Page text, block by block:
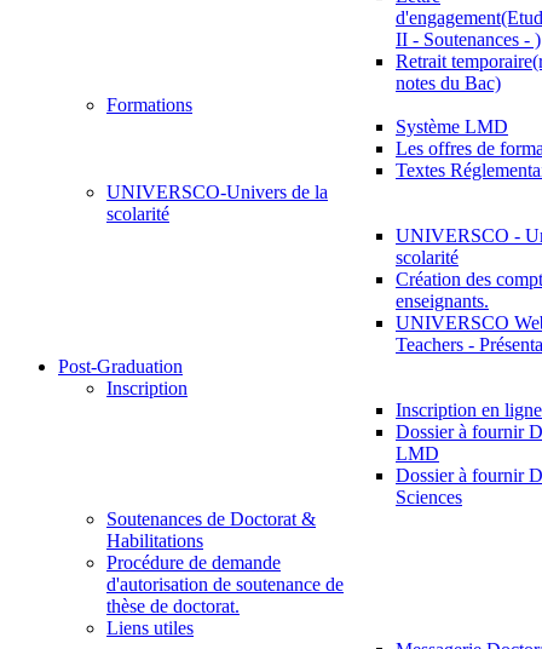
II - Soutenances - )
Retrait
notes du Bac)
Formations
Système LMD
Les offres de
Textes
UNIVERSCO-Univers de la
scolarité
UNIVERSCO -
scolarité
Création des
enseignants.
UNIVERSCO
Teachers -
Post-Graduation
Inscription
Inscription en ligne
Dossier à fournir
LMD
Dossier à fournir
Sciences
Soutenances de Doctorat &
Habilitations
Procédure de demande
d'autorisation de soutenance de
thèse de doctorat.
Liens utiles